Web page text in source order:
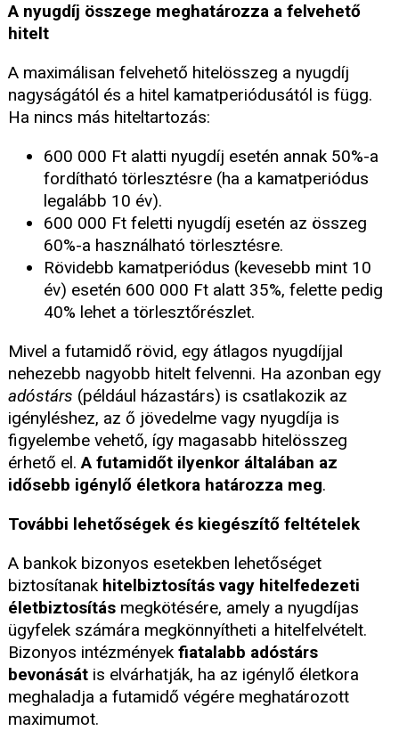
A nyugdíj összege meghatározza a felvehető
hitelt
A maximálisan felvehető hitelösszeg a nyugdíj
nagyságától és a hitel kamatperiódusától is függ.
Ha nincs más hiteltartozás:
600 000 Ft alatti nyugdíj esetén annak 50%-a
fordítható törlesztésre (ha a kamatperiódus
legalább 10 év).
600 000 Ft feletti nyugdíj esetén az összeg
60%-a használható törlesztésre.
Rövidebb kamatperiódus (kevesebb mint 10
év) esetén 600 000 Ft alatt 35%, felette pedig
40% lehet a törlesztőrészlet.
Mivel a futamidő rövid, egy átlagos nyugdíjjal
nehezebb nagyobb hitelt felvenni. Ha azonban egy
adóstárs (például házastárs) is csatlakozik az
igényléshez, az ő jövedelme vagy nyugdíja is
figyelembe vehető, így magasabb hitelösszeg
érhető el.A futamidőt ilyenkor általában az
idősebb igénylő életkora határozza meg.
További lehetőségek és kiegészítő feltételek
A bankok bizonyos esetekben lehetőséget
biztosítanak hitelbiztosítás vagy hitelfedezeti
életbiztosítás megkötésére, amely a nyugdíjas
ügyfelek számára megkönnyítheti a hitelfelvételt.
Bizonyos intézmények fiatalabb adóstárs
bevonását is elvárhatják, ha az igénylő életkora
meghaladja a futamidő végére meghatározott
maximumot.